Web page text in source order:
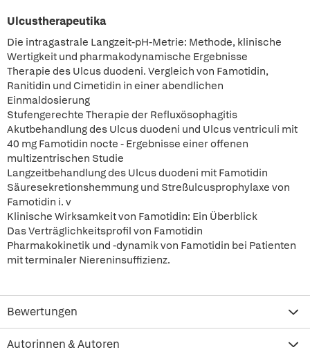
Ulcustherapeutika
Die intragastrale Langzeit-pH-Metrie: Methode, klinische
Wertigkeit und pharmakodynamische Ergebnisse
Therapie des Ulcus duodeni. Vergleich von Famotidin,
Ranitidin und Cimetidin in einer abendlichen
Einmaldosierung
Stufengerechte Therapie der Refluxösophagitis
Akutbehandlung des Ulcus duodeni und Ulcus ventriculi mit
40 mg Famotidin nocte - Ergebnisse einer offenen
multizentrischen Studie
Langzeitbehandlung des Ulcus duodeni mit Famotidin
Säuresekretionshemmung und Streßulcusprophylaxe von
Famotidin i. v
Klinische Wirksamkeit von Famotidin: Ein Überblick
Das Verträglichkeitsprofil von Famotidin
Pharmakokinetik und -dynamik von Famotidin bei Patienten
mit terminaler Niereninsuffizienz.
Bewertungen
Autorinnen & Autoren